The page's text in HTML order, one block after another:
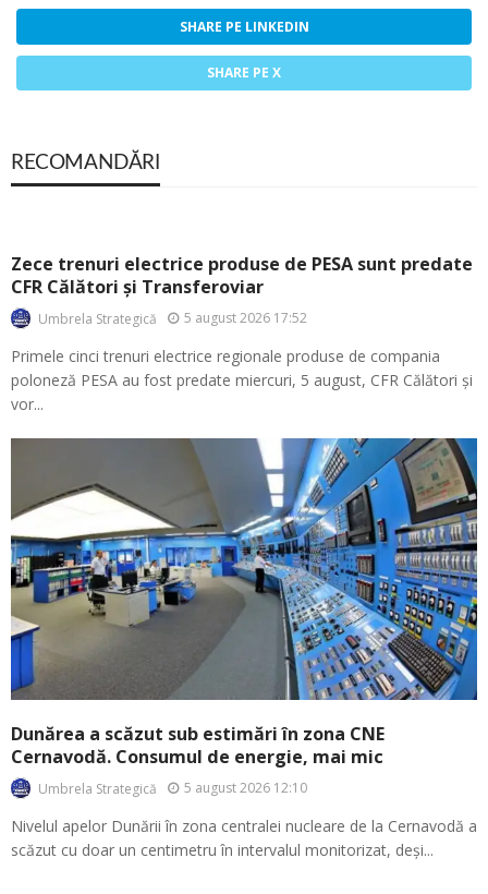
SHARE PE LINKEDIN
SHARE PE X
RECOMANDĂRI
Zece trenuri electrice produse de PESA sunt predate
CFR Călători și Transferoviar
Umbrela Strategică 5 august 2026 17:52
Primele cinci trenuri electrice regionale produse de compania
poloneză PESA au fost predate miercuri, 5 august, CFR Călători și
vor...
Dunărea a scăzut sub estimări în zona CNE
Cernavodă. Consumul de energie, mai mic
Umbrela Strategică 5 august 2026 12:10
Nivelul apelor Dunării în zona centralei nucleare de la Cernavodă a
scăzut cu doar un centimetru în intervalul monitorizat, deși...